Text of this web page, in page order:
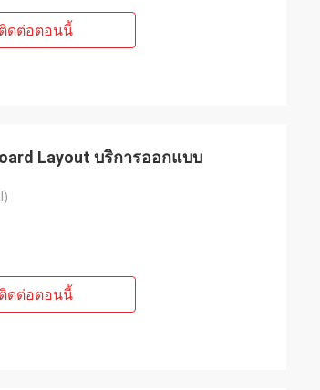
ติดต่อตอนนี้
Layout บริการออกแบบ
ติดต่อตอนนี้